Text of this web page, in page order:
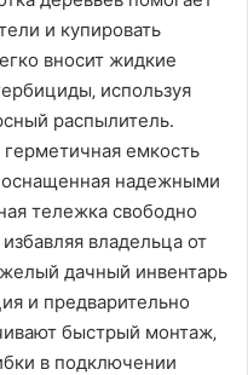
и купировать
вносит жидкие
используя
распылитель․
емкость
оснащенная надежными
тележка свободно
владельца от
дачный инвентарь
и предварительно
быстрый монтаж‚
в подключении